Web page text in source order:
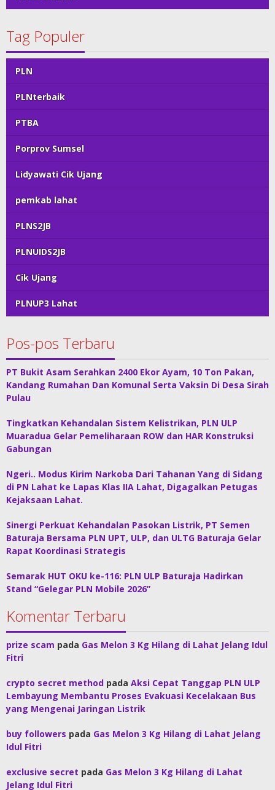
Tag Populer
PLN
PLNterbaik
PTBA
Porprov Sumsel
Lidyawati Cik Ujang
pemkab lahat
PLNS2JB
PLNUIDS2JB
Cik Ujang
PLNUP3 Lahat
Pos-pos Terbaru
PT Bukit Asam Serahkan 2400 Ekor Ayam, 10 Ton Pakan,
Kandang Rumahan Dan Komunal Serta Vaksin Di Desa Sirah
Pulau
Tingkatkan Kehandalan Sistem Kelistrikan, PLN ULP
Muaradua Gelar Pemeliharaan ROW dan HAR Konstruksi
Gabungan
Ngeri.. Modus Kirim Narkoba Dari Tahanan Yang di Sidang
di PN Lahat ke Lapas Klas IIA Lahat, Digagalkan Petugas
Kejaksaan Lahat.
Sinergi Perkuat Kehandalan Pasokan Listrik, PT Semen
Baturaja Bersama PLN UPT, ULP, dan ULTG Baturaja Gelar
Rapat Koordinasi Strategis
Semarak HUT OKU ke-116: PLN ULP Baturaja Hadirkan
Stand “Gelegar PLN Mobile 2026”
Komentar Terbaru
prize scam pada Gas Melon 3 Kg Hilang di Lahat Jelang Idul
Fitri
crypto secret method pada Aksi Cepat Tanggap PLN ULP
Lembayung Membantu Proses Evakuasi Kecelakaan Bus
yang Mengenai Jaringan Listrik
buy followers pada Gas Melon 3 Kg Hilang di Lahat Jelang
Idul Fitri
exclusive secret pada Gas Melon 3 Kg Hilang di Lahat
Jelang Idul Fitri